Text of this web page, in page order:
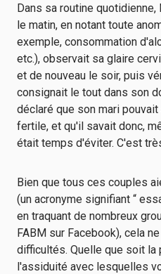
Dans sa routine
le matin, en notant toute
exemple, consommation
etc.), observait sa glaire
et de nouveau le soir, puis
consignait le tout dans son
déclaré que son mari
fertile, et qu'il savait donc,
était temps d'éviter. C'est
Bien que tous ces couples
(un acronyme signifiant “
en traquant de nombreux
FABM sur Facebook), cela
difficultés. Quelle que soit la
l'assiduité avec lesquelles